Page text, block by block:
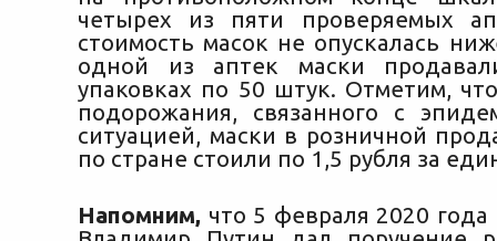
четырех из пяти проверяемых
стоимость масок не опускалась
одной из аптек маски
упаковках по 50 штук. Отметим,
подорожания, связанного с
ситуацией, маски в розничной
по стране стоили по 1,5 рубля за
Напомним, что 5 февраля 2020